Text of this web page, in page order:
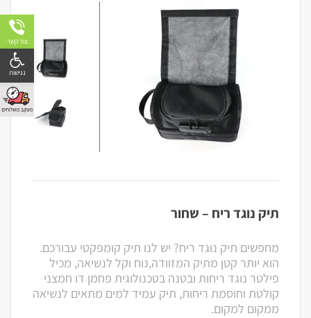
תיק נוגד ריח – שחור
מחפשים תיק נוגד ריח? יש לנו תיק קומפקטי עבורכם.
הוא יותר קטן מתיק המזוודה,נוח וקל לנשיאה, מכיל
פילטר נוגד ריחות ובטנה בטכנולוגית פחמן דו חמצני
קולטת וחוסמת ריחות, תיק עמיד למים מתאים לנשיאה
ממקום למקום.
צור קשר